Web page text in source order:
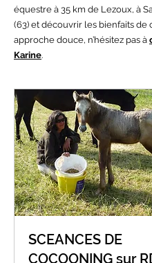
équestre à 35 km de Lezoux, à
(63) et découvrir les bienfaits de
approche douce, n’hésitez pas à
Karine.
SCEANCES DE
COCOONING sur